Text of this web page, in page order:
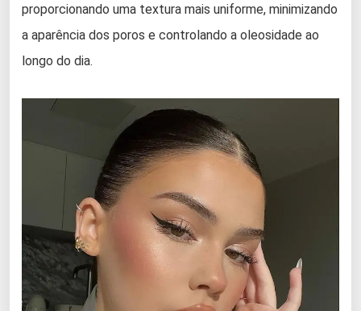
proporcionando uma textura mais uniforme, minimizando
a aparência dos poros e controlando a oleosidade ao
longo do dia.